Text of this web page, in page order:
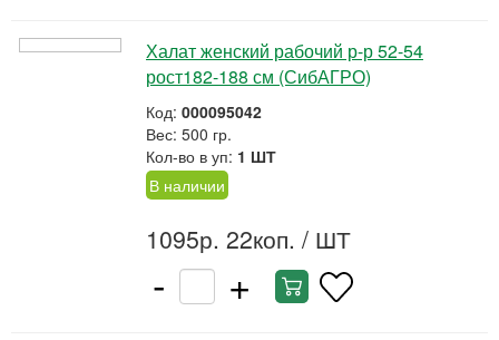
Халат женский рабочий р-р 52-54
рост182-188 см (СибАГРО)
Код: 000095042
Вес: 500 гр.
Кол-во в уп: 1 ШТ
В наличии
1095р. 22коп. / ШТ
- +